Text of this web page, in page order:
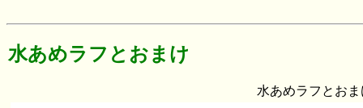
水あめラフとおまけ
水あめラフとお